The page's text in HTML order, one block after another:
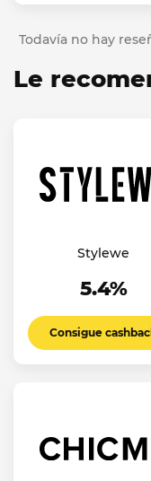
Todavía no hay
Le
Stylewe
5.4%
Consigue